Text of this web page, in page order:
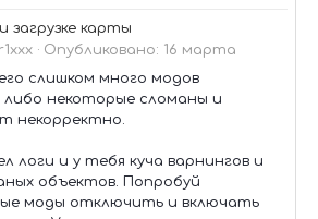
загрузке карты
· Опубликовано: 16 марта
слишком много модов
либо некоторые сломаны и
некорректно.
логи и у тебя куча варнингов и
объектов. Попробуй
моды отключить и включать